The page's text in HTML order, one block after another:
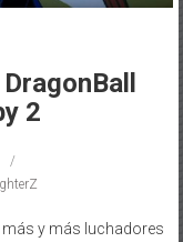
2
y más luchadores